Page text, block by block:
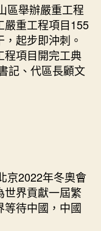
區舉辦嚴重工程
嚴重工程項目155
起步即沖刺。
程項目開完工典
記、代區長顧文
京2022年冬奧會
界貢獻一屆繁
待中國，中國